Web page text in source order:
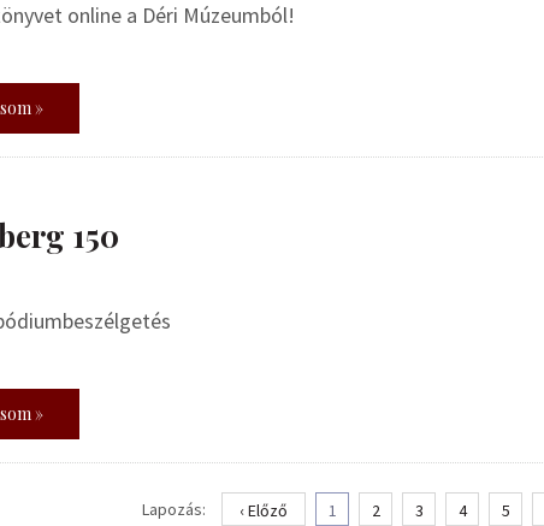
online a Déri Múzeumból!
»
150
»
Lapozás: ‹ Előző 1 2 3 4 5